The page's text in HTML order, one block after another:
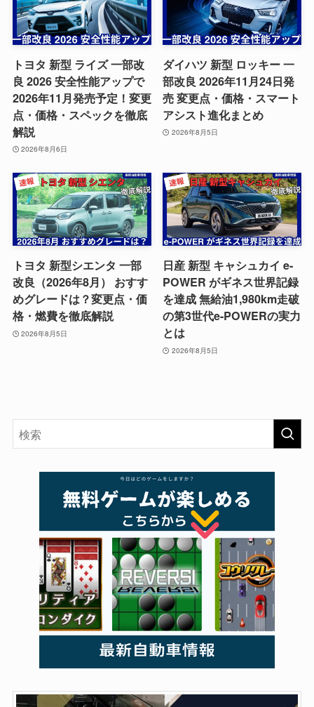
トヨタ 新型 ライズ 一部改
良 2026 安全性能アップで
2026年11月発売予定！変更
点・価格・スペックを徹底
解説
2026年8月6日
ダイハツ 新型 ロッキー 一
部改良 2026年11月24日発
売 変更点・価格・スマート
アシスト進化まとめ
2026年8月5日
トヨタ 新型シエンタ 一部
改良（2026年8月） おすす
めグレードは？変更点・価
格・燃費を徹底解説
2026年8月5日
日産 新型 キャシュカイ e-
POWER がギネス世界記録
を達成 無給油1,980km走破
の第3世代e-POWERの実力
とは
2026年8月5日